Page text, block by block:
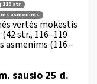
119 str
asmenims
vertės mokestis
str., 116–119
asmenims (116–
sausio 25 d.